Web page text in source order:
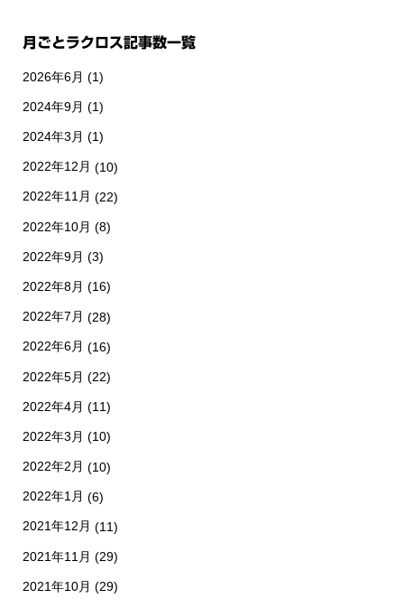
月ごとラクロス記事数一覧
2026年6月 (1)
2024年9月 (1)
2024年3月 (1)
2022年12月 (10)
2022年11月 (22)
2022年10月 (8)
2022年9月 (3)
2022年8月 (16)
2022年7月 (28)
2022年6月 (16)
2022年5月 (22)
2022年4月 (11)
2022年3月 (10)
2022年2月 (10)
2022年1月 (6)
2021年12月 (11)
2021年11月 (29)
2021年10月 (29)